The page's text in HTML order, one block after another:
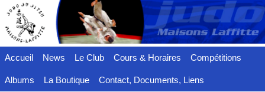
Accueil News Le Club Cours & Horaires Compétitions
Albums La Boutique Contact, Documents, Liens
Panneau de gestion des cookies